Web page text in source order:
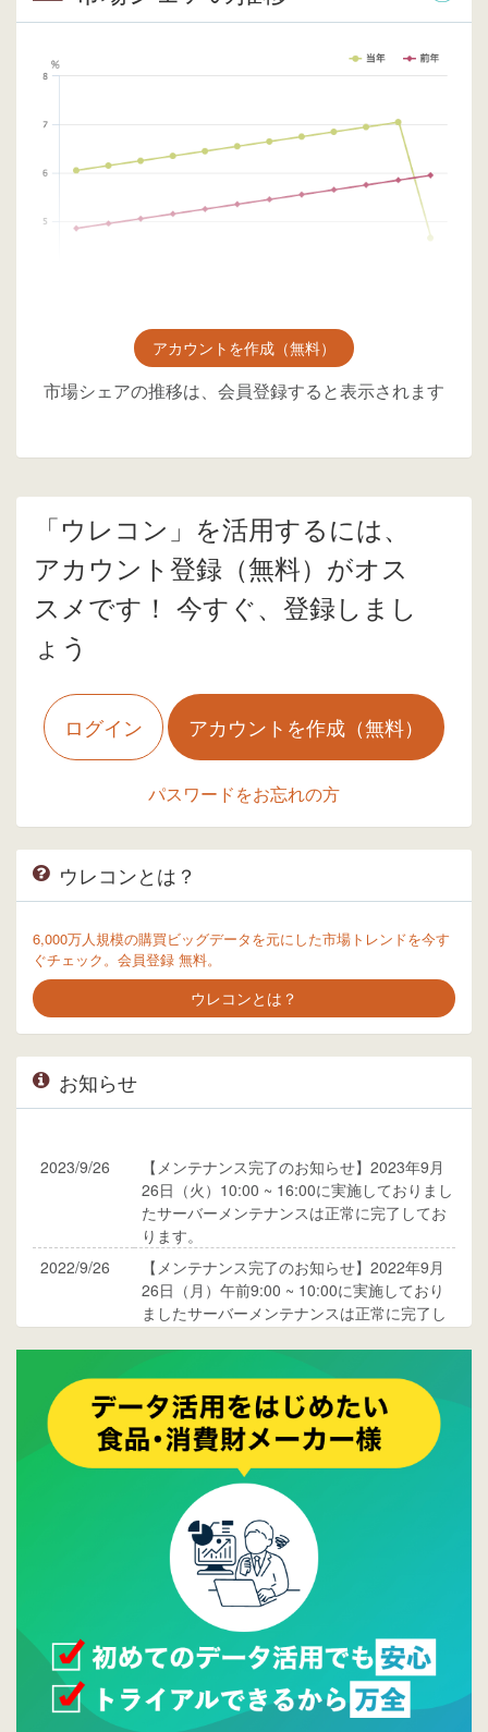
アカウントを作成（無料）
市場シェアの推移は、会員登録すると表示されます
「ウレコン」を活用するには、
アカウント登録（無料）がオス
スメです！ 今すぐ、登録しまし
ょう
ログイン アカウントを作成（無料）
パスワードをお忘れの方
ウレコンとは？
6,000万人規模の購買ビッグデータを元にした市場トレンドを今す
ぐチェック。会員登録 無料。
ウレコンとは？
お知らせ
2023/9/26
【メンテナンス完了のお知らせ】2023年9月
26日（火）10:00 ~ 16:00に実施しておりまし
たサーバーメンテナンスは正常に完了してお
ります。
2022/9/26
【メンテナンス完了のお知らせ】2022年9月
26日（月）午前9:00 ~ 10:00に実施しており
ましたサーバーメンテナンスは正常に完了し
ご覧ください。
2015/10/19
ウレコンのサイト機能を大幅バージョンアッ
プ。詳細はこちら。⇒告知ページへ
2015/09/28
ウレコンが機能拡充し、サイトリニューアル
しました。⇒
ウレコンFacebook
Facebookページを開設しました。詳細は
ら。
ウレコンサイトリリースしました。